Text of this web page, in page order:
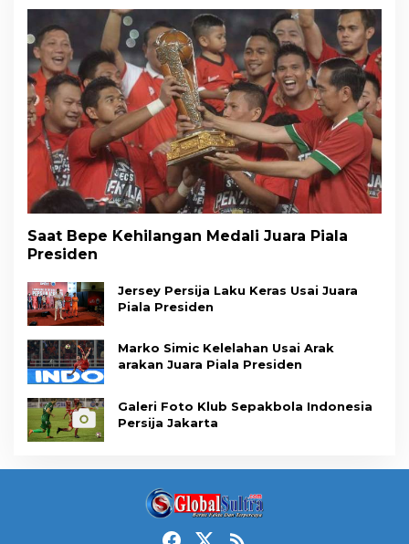
Saat Bepe Kehilangan Medali Juara Piala
Presiden
Jersey Persija Laku Keras Usai Juara
Piala Presiden
Marko Simic Kelelahan Usai Arak
arakan Juara Piala Presiden
Galeri Foto Klub Sepakbola Indonesia
Persija Jakarta